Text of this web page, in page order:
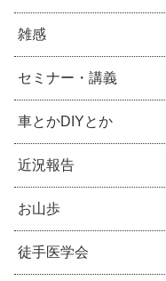
雑感
セミナー・講義
車とかDIYとか
近況報告
お山歩
徒手医学会